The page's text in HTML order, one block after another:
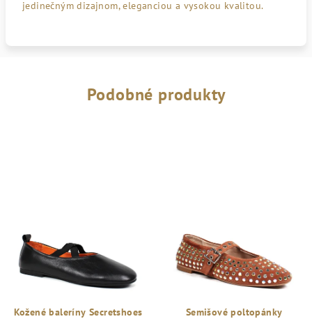
jedinečným dizajnom, eleganciou a vysokou kvalitou.
Podobné produkty
Kožené baleríny Secretshoes
Semišové poltopánky